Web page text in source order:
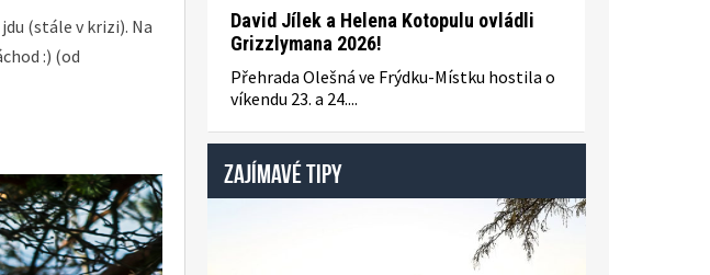
(stále v krizi). Na
:) (od
David Jílek a Helena Kotopulu ovládli
Grizzlymana 2026!
Přehrada Olešná ve Frýdku-Místku hostila o
víkendu 23. a 24....
ZAJÍMAVÉ TIPY